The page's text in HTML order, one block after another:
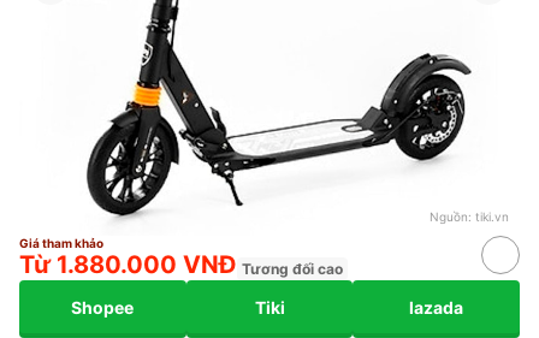
Nguồn: tiki.vn
Giá tham khảo
Từ 1.880.000 VNĐ Tương đối cao
Shopee Tiki lazada